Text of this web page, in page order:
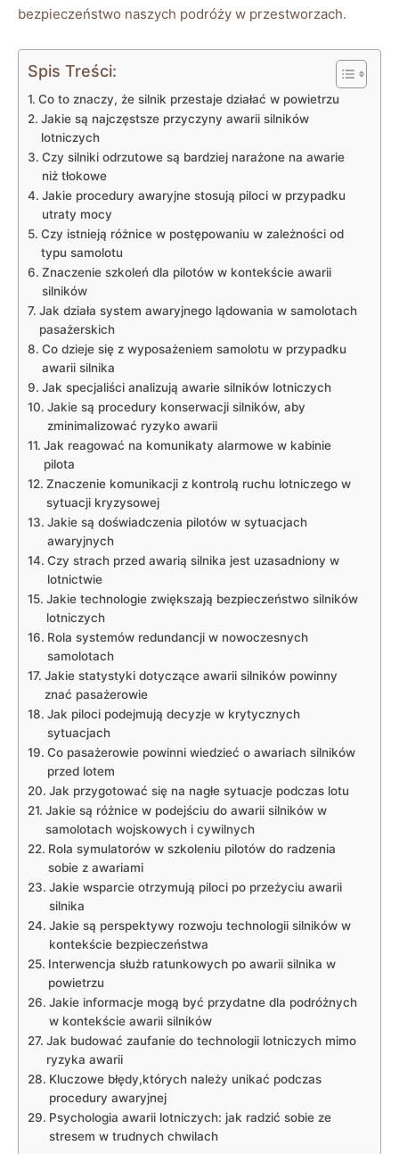
bezpieczeństwo ‍naszych podróży w‌ przestworzach.
Spis Treści:
Co to ‌znaczy, ⁢że silnik przestaje działać w powietrzu
Jakie są najczęstsze przyczyny awarii silników
lotniczych
Czy⁣ silniki ⁤odrzutowe są bardziej narażone na awarie
niż tłokowe
Jakie procedury awaryjne stosują piloci w przypadku
utraty mocy
Czy istnieją różnice⁢ w postępowaniu w zależności​ od
typu samolotu
Znaczenie szkoleń⁢ dla‍ pilotów‍ w kontekście awarii
silników
Jak działa system ​awaryjnego lądowania w samolotach
pasażerskich
Co ⁢dzieje⁤ się z wyposażeniem samolotu w przypadku
awarii silnika
Jak ⁢specjaliści analizują awarie ⁢silników lotniczych
Jakie ​są ​procedury konserwacji silników, aby⁣
zminimalizować ryzyko ​awarii
Jak reagować na komunikaty alarmowe⁤ w ‍kabinie ​
pilota
Znaczenie komunikacji z ‌kontrolą ruchu lotniczego w
sytuacji kryzysowej
Jakie⁢ są doświadczenia pilotów⁢ w sytuacjach
awaryjnych
Czy strach przed awarią silnika jest uzasadniony w
lotnictwie
Jakie technologie zwiększają‌ bezpieczeństwo silników
lotniczych
Rola systemów redundancji w nowoczesnych
samolotach
Jakie ⁤statystyki dotyczące awarii silników powinny
znać pasażerowie
Jak ​piloci⁢ podejmują decyzje w krytycznych
sytuacjach
Co ‌pasażerowie powinni wiedzieć o awariach ⁤silników
przed lotem
Jak ​przygotować się‌ na ⁢nagłe ⁣sytuacje podczas lotu
Jakie są różnice w podejściu do awarii⁣ silników w
samolotach wojskowych i cywilnych
Rola symulatorów​ w szkoleniu pilotów‌ do radzenia
sobie z awariami
Jakie wsparcie otrzymują⁢ piloci po przeżyciu awarii‌
silnika
Jakie są perspektywy rozwoju technologii⁢ silników w
kontekście bezpieczeństwa
Interwencja służb ratunkowych po awarii silnika w​
powietrzu
Jakie informacje mogą być przydatne dla podróżnych
w⁤ kontekście awarii silników
Jak budować zaufanie do technologii lotniczych mimo
ryzyka ‍awarii
Kluczowe błędy,których ⁤należy unikać podczas
procedury awaryjnej
Psychologia awarii lotniczych: jak radzić‍ sobie ze
stresem w trudnych chwilach